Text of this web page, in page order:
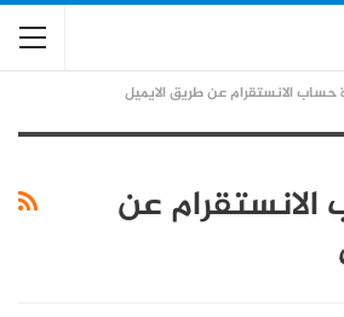
حساب الانستقرام عن طريق الايميل
عن